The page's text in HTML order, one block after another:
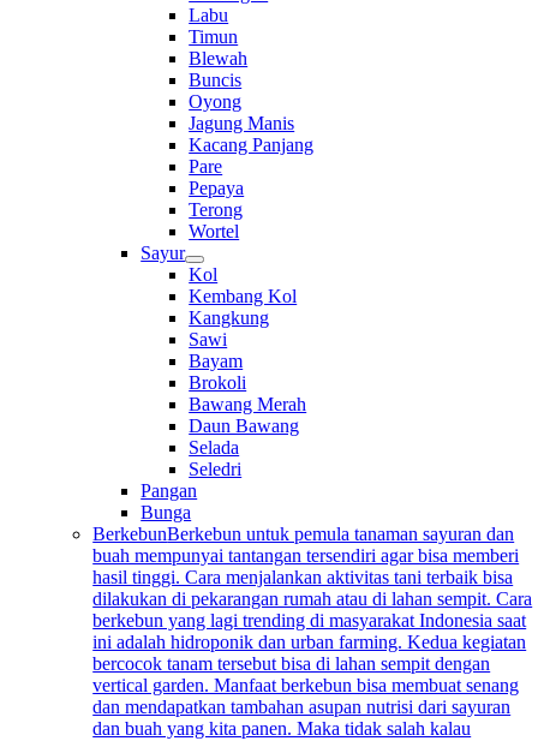
Labu
Timun
Blewah
Buncis
Oyong
Jagung Manis
Kacang Panjang
Pare
Pepaya
Terong
Wortel
Sayur
Kol
Kembang Kol
Kangkung
Sawi
Bayam
Brokoli
Bawang Merah
Daun Bawang
Selada
Seledri
Pangan
Bunga
BerkebunBerkebun untuk pemula tanaman sayuran dan
buah mempunyai tantangan tersendiri agar bisa memberi
hasil tinggi. Cara menjalankan aktivitas tani terbaik bisa
dilakukan di pekarangan rumah atau di lahan sempit. Cara
berkebun yang lagi trending di masyarakat Indonesia saat
ini adalah hidroponik dan urban farming. Kedua kegiatan
bercocok tanam tersebut bisa di lahan sempit dengan
vertical garden. Manfaat berkebun bisa membuat senang
dan mendapatkan tambahan asupan nutrisi dari sayuran
dan buah yang kita panen. Maka tidak salah kalau